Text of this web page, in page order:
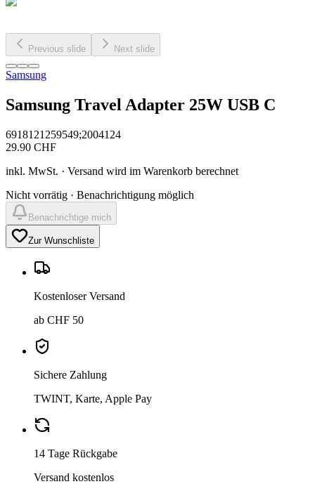
Previous slide Next slide
Samsung
Samsung Travel Adapter 25W USB C
6918121259549;2004124
29.90 CHF
inkl. MwSt. · Versand wird im Warenkorb berechnet
Nicht vorrätig · Benachrichtigung möglich
Benachrichtige mich
Zur Wunschliste
Kostenloser Versand
ab CHF 50
Sichere Zahlung
TWINT, Karte, Apple Pay
14 Tage Rückgabe
Versand kostenlos